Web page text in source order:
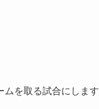
ムを取る試合にします